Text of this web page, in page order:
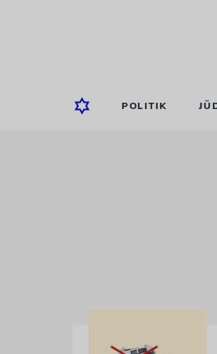
POLITIK